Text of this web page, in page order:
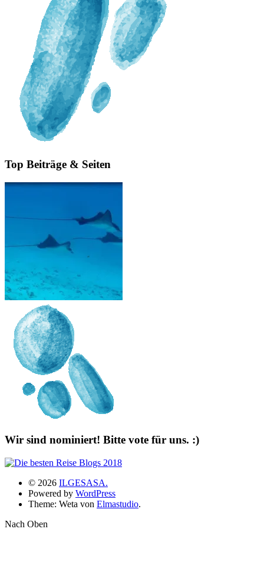
Top Beiträge & Seiten
Wir sind nominiert! Bitte vote für uns. :)
© 2026 ILGESASA.
Powered by WordPress
Theme: Weta von Elmastudio.
Nach Oben